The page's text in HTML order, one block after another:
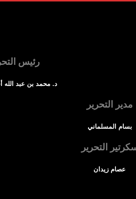
رئيس
د. محمد بن عبد الله
مدير التحرير
بسام المسلماني
التحرير
عصام زيدان